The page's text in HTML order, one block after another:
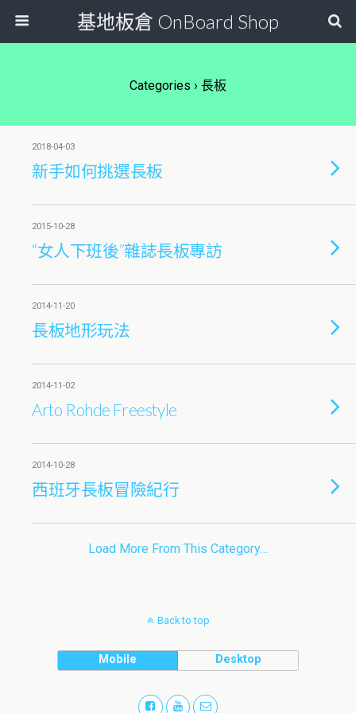
基地板倉 OnBoard Shop
Categories › 長板
2018-04-03
新手如何挑選長板
2015-10-28
“女人下班後”雜誌長板專訪
2014-11-20
長板地形玩法
2014-11-02
Arto Rohde Freestyle
2014-10-28
西班牙長板冒險紀行
Load More From This Category…
Back to top
Mobile Desktop